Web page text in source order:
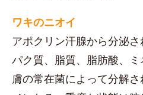
ワキのニオイ
アポクリン汗腺から分泌
パク質、脂質、脂肪酸、
膚の常在菌によって分解